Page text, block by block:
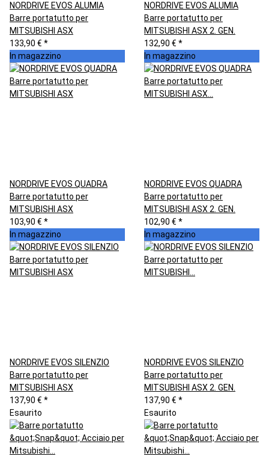
NORDRIVE EVOS ALUMIA
Barre portatutto per
MITSUBISHI ASX
133,90 € *
NORDRIVE EVOS ALUMIA
Barre portatutto per
MITSUBISHI ASX 2. GEN.
132,90 € *
In magazzino
NORDRIVE EVOS QUADRA
Barre portatutto per
MITSUBISHI ASX
103,90 € *
In magazzino
NORDRIVE EVOS QUADRA
Barre portatutto per
MITSUBISHI ASX 2. GEN.
102,90 € *
In magazzino
NORDRIVE EVOS SILENZIO
Barre portatutto per
MITSUBISHI ASX
137,90 € *
In magazzino
NORDRIVE EVOS SILENZIO
Barre portatutto per
MITSUBISHI ASX 2. GEN.
137,90 € *
Esaurito
Esaurito